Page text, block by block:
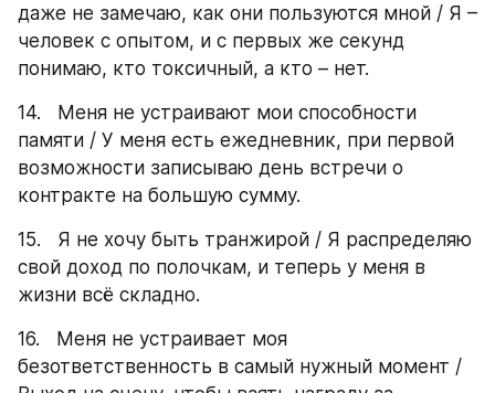
даже не замечаю, как они пользуются мной / Я –
человек с опытом, и с первых же секунд
понимаю, кто токсичный, а кто – нет.
14.   Меня не устраивают мои способности
памяти / У меня есть ежедневник, при первой
возможности записываю день встречи о
контракте на большую сумму.
15.   Я не хочу быть транжирой / Я распределяю
свой доход по полочкам, и теперь у меня в
жизни всё складно.
16.   Меня не устраивает моя
безответственность в самый нужный момент /